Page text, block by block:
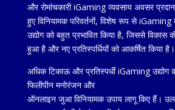
और रोमांचकारी iGaming व्यवसाय अवसर
हुए विनियामक परिवर्तनों, विशेष रूप से
उद्योग को बहुत प्रभावित किया है, जिससे विकास
हुआ है और नए प्रतिस्पर्धियों को आकर्षित किया है।
अधिक टिकाऊ और प्रतिस्पर्धी iGaming उद्योग
फिलीपीन मनोरंजन और
ऑनलाइन जुआ विनियामक उपाय लागू किए हैं।